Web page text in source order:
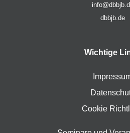
dbbjb.de
Wichtige
Cookie